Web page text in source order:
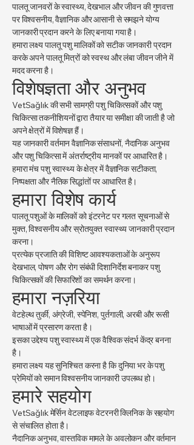
पालतू जानवरों के स्वास्थ्य, देखभाल और जीवन की गुणवत्ता
पर विश्वसनीय, वैज्ञानिक और आसानी से समझने योग्य
जानकारी प्रदान करने के लिए बनाया गया है।
हमारा लक्ष्य पालतू पशु मालिकों को सटीक जानकारी प्रदान
करके अपने पालतू मित्रों को स्वस्थ और लंबा जीवन जीने में
मदद करना है।
विशेषज्ञता और अनुभव
VetSağlık की सभी सामग्री पशु चिकित्सकों और पशु
चिकित्सा तकनीशियनों द्वारा तैयार या समीक्षा की जाती है जो
अपने क्षेत्रों में विशेषज्ञ हैं।
यह जानकारी वर्तमान वैज्ञानिक संसाधनों, नैदानिक अनुभव
और पशु चिकित्सा में अंतर्राष्ट्रीय मानकों पर आधारित है।
हमारा मंच पशु स्वास्थ्य के क्षेत्र में वैज्ञानिक सटीकता,
निष्पक्षता और नैतिक सिद्धांतों पर आधारित है।
हमारा विशेष कार्य
पालतू पशुओं के मालिकों को इंटरनेट पर गलत सूचनाओं से
मुक्त, विश्वसनीय और स्रोतयुक्त स्वास्थ्य जानकारी प्रदान
करना।
प्रत्येक प्रजाति की विशिष्ट आवश्यकताओं के अनुरूप
देखभाल, पोषण और रोग संबंधी दिशानिर्देश बनाकर पशु
चिकित्सकों की सिफारिशों का समर्थन करना।
हमारा नज़रिया
वेटहेल्थ तुर्की, अंग्रेजी, स्पेनिश, पुर्तगाली, अरबी और रूसी
भाषाओं में प्रसारण करता है।
इसका उद्देश्य पशु स्वास्थ्य में एक वैश्विक संदर्भ केंद्र बनना
है।
हमारा लक्ष्य यह सुनिश्चित करना है कि दुनिया भर के पशु
प्रेमियों को समान विश्वसनीय जानकारी उपलब्ध हो।
हमारे सहयोग
VetSağlık मेर्सिन वेटलाइफ वेटरनरी क्लिनिक के सहयोग
से संचालित होता है।
नैदानिक अनुभव, वास्तविक मामले के अवलोकन और वर्तमान